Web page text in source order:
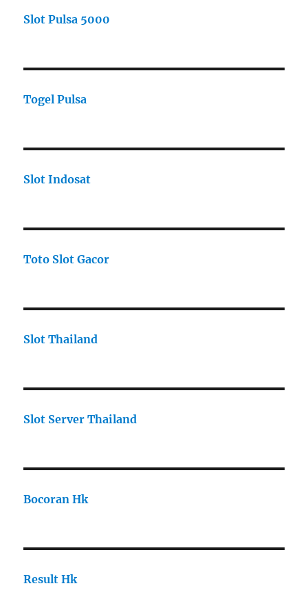
Slot Pulsa 5000
Togel Pulsa
Slot Indosat
Toto Slot Gacor
Slot Thailand
Slot Server Thailand
Bocoran Hk
Result Hk